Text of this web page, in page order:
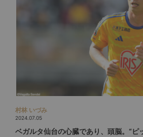
村林 いづみ
2024.07.05
ベガルタ仙台の心臓であり、頭脳。“ピ